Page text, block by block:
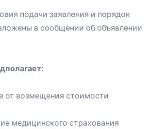
подачи заявления и порядок
в сообщении об объявлении
от возмещения стоимости
медицинского страхования